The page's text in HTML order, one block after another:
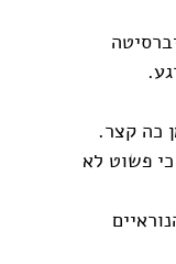
כה קצר.
פשוט לא